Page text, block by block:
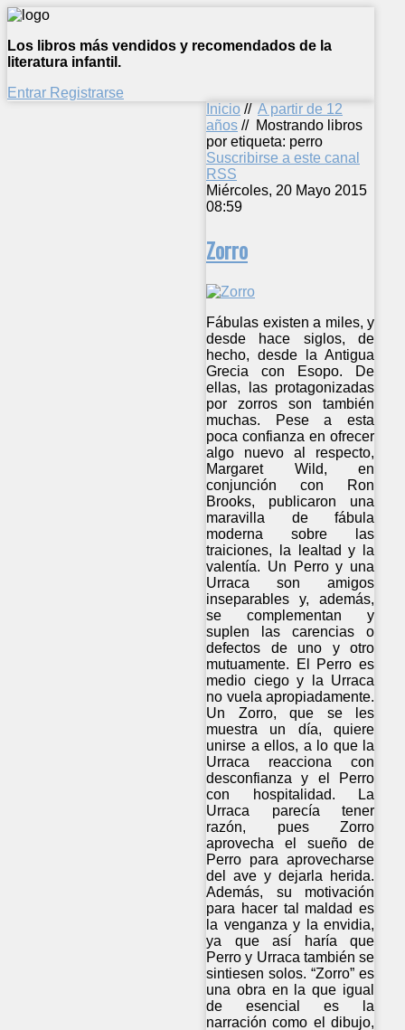
Los libros más vendidos y recomendados de la
literatura infantil.
Entrar Registrarse
Inicio // A partir de 12
años // Mostrando libros
por etiqueta: perro
Suscribirse a este canal
RSS
Miércoles, 20 Mayo 2015
08:59
Zorro
Fábulas existen a miles, y
desde hace siglos, de
hecho, desde la Antigua
Grecia con Esopo. De
ellas, las protagonizadas
por zorros son también
muchas. Pese a esta
poca confianza en ofrecer
algo nuevo al respecto,
Margaret Wild, en
conjunción con Ron
Brooks, publicaron una
maravilla de fábula
moderna sobre las
traiciones, la lealtad y la
valentía. Un Perro y una
Urraca son amigos
inseparables y, además,
se complementan y
suplen las carencias o
defectos de uno y otro
mutuamente. El Perro es
medio ciego y la Urraca
no vuela apropiadamente.
Un Zorro, que se les
muestra un día, quiere
unirse a ellos, a lo que la
Urraca reacciona con
desconfianza y el Perro
con hospitalidad. La
Urraca parecía tener
razón, pues Zorro
aprovecha el sueño de
Perro para aprovecharse
del ave y dejarla herida.
Además, su motivación
para hacer tal maldad es
la venganza y la envidia,
ya que así haría que
Perro y Urraca también se
sintiesen solos. “Zorro” es
una obra en la que igual
de esencial es la
narración como el dibujo,